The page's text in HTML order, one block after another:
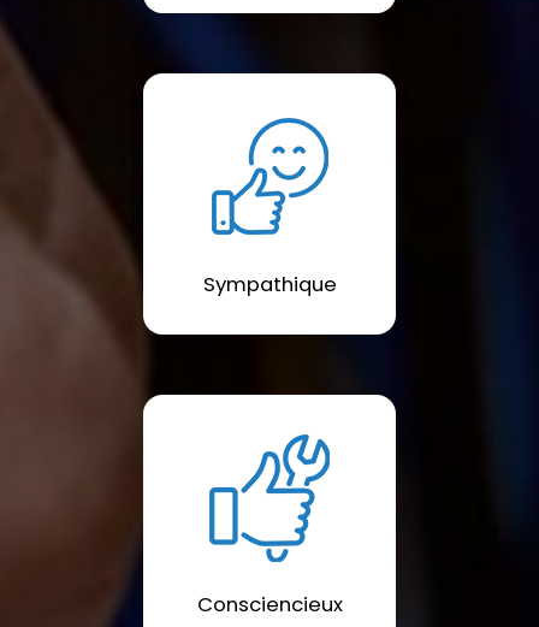
Sympathique
Consciencieux